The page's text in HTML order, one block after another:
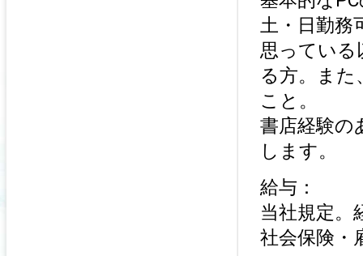
土・日勤務
思っている
る方。また
こと。
書店経験の
します。
給与：
当社規定。
社会保険・